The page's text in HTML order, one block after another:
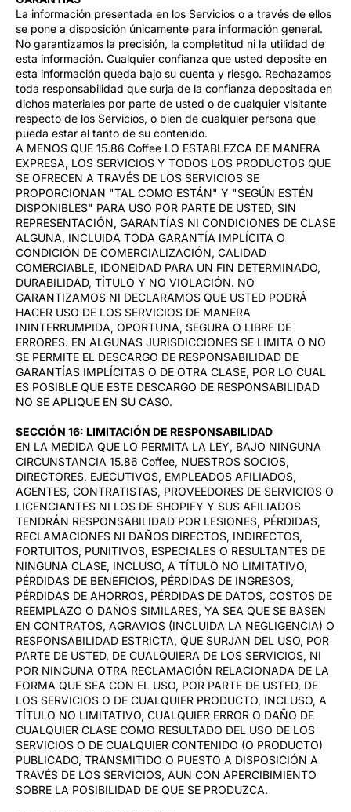
La información presentada en los Servicios o a través de ellos
se pone a disposición únicamente para información general.
No garantizamos la precisión, la completitud ni la utilidad de
esta información. Cualquier confianza que usted deposite en
esta información queda bajo su cuenta y riesgo. Rechazamos
toda responsabilidad que surja de la confianza depositada en
dichos materiales por parte de usted o de cualquier visitante
respecto de los Servicios, o bien de cualquier persona que
pueda estar al tanto de su contenido.
A MENOS QUE 15.86 Coffee LO ESTABLEZCA DE MANERA
EXPRESA, LOS SERVICIOS Y TODOS LOS PRODUCTOS QUE
SE OFRECEN A TRAVÉS DE LOS SERVICIOS SE
PROPORCIONAN "TAL COMO ESTÁN" Y "SEGÚN ESTÉN
DISPONIBLES" PARA USO POR PARTE DE USTED, SIN
REPRESENTACIÓN, GARANTÍAS NI CONDICIONES DE CLASE
ALGUNA, INCLUIDA TODA GARANTÍA IMPLÍCITA O
CONDICIÓN DE COMERCIALIZACIÓN, CALIDAD
COMERCIABLE, IDONEIDAD PARA UN FIN DETERMINADO,
DURABILIDAD, TÍTULO Y NO VIOLACIÓN. NO
GARANTIZAMOS NI DECLARAMOS QUE USTED PODRÁ
HACER USO DE LOS SERVICIOS DE MANERA
ININTERRUMPIDA, OPORTUNA, SEGURA O LIBRE DE
ERRORES. EN ALGUNAS JURISDICCIONES SE LIMITA O NO
SE PERMITE EL DESCARGO DE RESPONSABILIDAD DE
GARANTÍAS IMPLÍCITAS O DE OTRA CLASE, POR LO CUAL
ES POSIBLE QUE ESTE DESCARGO DE RESPONSABILIDAD
NO SE APLIQUE EN SU CASO.
SECCIÓN 16: LIMITACIÓN DE RESPONSABILIDAD
EN LA MEDIDA QUE LO PERMITA LA LEY, BAJO NINGUNA
CIRCUNSTANCIA 15.86 Coffee, NUESTROS SOCIOS,
DIRECTORES, EJECUTIVOS, EMPLEADOS AFILIADOS,
AGENTES, CONTRATISTAS, PROVEEDORES DE SERVICIOS O
LICENCIANTES NI LOS DE SHOPIFY Y SUS AFILIADOS
TENDRÁN RESPONSABILIDAD POR LESIONES, PÉRDIDAS,
RECLAMACIONES NI DAÑOS DIRECTOS, INDIRECTOS,
FORTUITOS, PUNITIVOS, ESPECIALES O RESULTANTES DE
NINGUNA CLASE, INCLUSO, A TÍTULO NO LIMITATIVO,
PÉRDIDAS DE BENEFICIOS, PÉRDIDAS DE INGRESOS,
PÉRDIDAS DE AHORROS, PÉRDIDAS DE DATOS, COSTOS DE
REEMPLAZO O DAÑOS SIMILARES, YA SEA QUE SE BASEN
EN CONTRATOS, AGRAVIOS (INCLUIDA LA NEGLIGENCIA) O
RESPONSABILIDAD ESTRICTA, QUE SURJAN DEL USO, POR
PARTE DE USTED, DE CUALQUIERA DE LOS SERVICIOS, NI
POR NINGUNA OTRA RECLAMACIÓN RELACIONADA DE LA
FORMA QUE SEA CON EL USO, POR PARTE DE USTED, DE
LOS SERVICIOS O DE CUALQUIER PRODUCTO, INCLUSO, A
TÍTULO NO LIMITATIVO, CUALQUIER ERROR O DAÑO DE
CUALQUIER CLASE COMO RESULTADO DEL USO DE LOS
SERVICIOS O DE CUALQUIER CONTENIDO (O PRODUCTO)
PUBLICADO, TRANSMITIDO O PUESTO A DISPOSICIÓN A
TRAVÉS DE LOS SERVICIOS, AUN CON APERCIBIMIENTO
SOBRE LA POSIBILIDAD DE QUE SE PRODUZCA.